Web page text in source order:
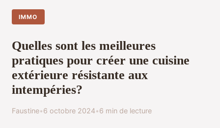
IMMO
Quelles sont les meilleures
pratiques pour créer une cuisine
extérieure résistante aux
intempéries?
Faustine•6 octobre 2024•6 min de lecture